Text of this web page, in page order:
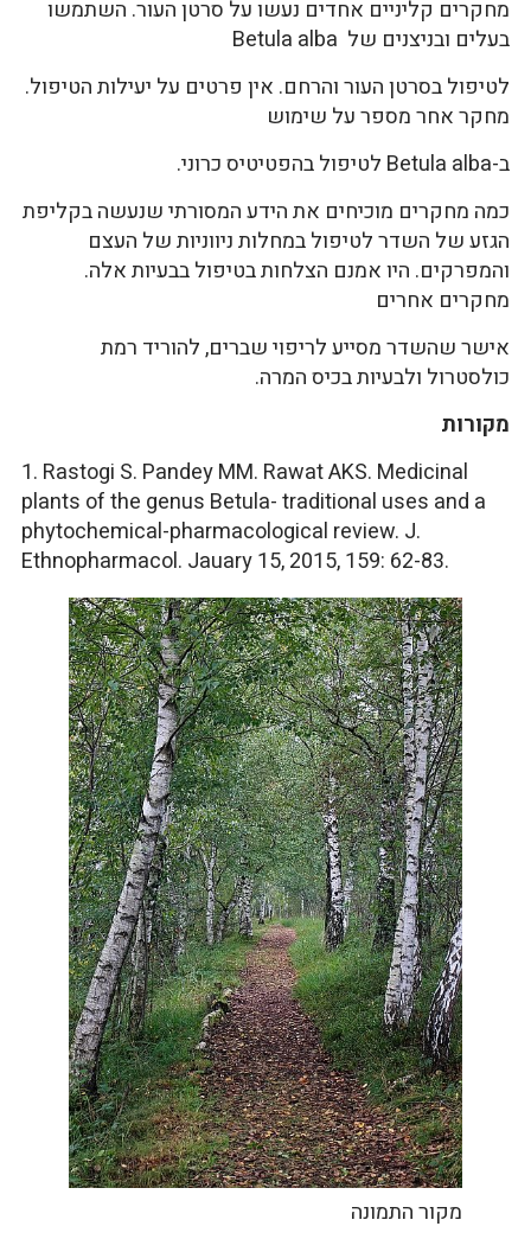
מחקרים קליניים אחדים נעשו על סרטן העור. השתמשו
בעלים ובניצנים של Betula alba
לטיפול בסרטן העור והרחם. אין פרטים על יעילות הטיפול.
מחקר אחר מספר על שימוש
ב-Betula alba לטיפול בהפטיטיס כרוני.
כמה מחקרים מוכיחים את הידע המסורתי שנעשה בקליפת
הגזע של השדר לטיפול במחלות ניווניות של העצם
והמפרקים. היו אמנם הצלחות בטיפול בבעיות אלה.
מחקרים אחרים
אישר שהשדר מסייע לריפוי שברים, להוריד רמת
כולסטרול ולבעיות בכיס המרה.
מקורות
1. Rastogi S. Pandey MM. Rawat AKS. Medicinal
plants of the genus Betula- traditional uses and a
phytochemical-pharmacological review. J.
Ethnopharmacol. Jauary 15, 2015, 159: 62-83.
מקור התמונה